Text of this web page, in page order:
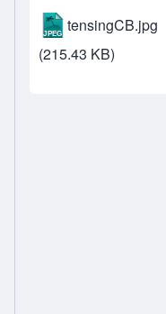
tensingCB.jpg
(215.43 KB)